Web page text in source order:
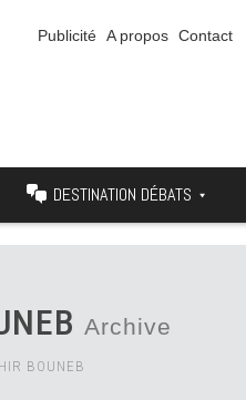
Publicité A propos Contact
DESTINATION DÉBATS
Archive
BOUNEB